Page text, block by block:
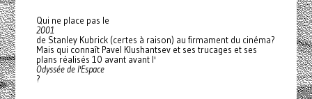
Qui ne place pas le
2001
de Stanley Kubrick (certes à raison) au firmament du cinéma?
Mais qui connaît Pavel Klushantsev et ses trucages et ses
plans réalisés 10 avant avant l'
Odyssée de l'Espace
?